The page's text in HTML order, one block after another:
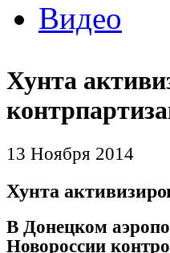
Видео
Хунта
13 Ноября 2014
Хунта
В Донецком
Новороссии